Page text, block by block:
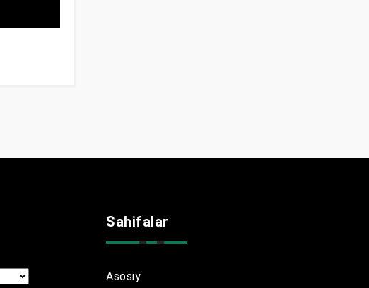
Sahifalar
Asosiy